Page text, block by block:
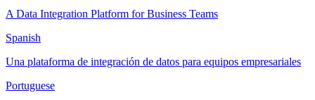
A Data Integration Platform for Business Teams
Spanish
Una plataforma de integración de datos para equipos empresariales
Portuguese